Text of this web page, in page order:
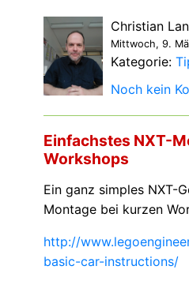
Christian
Mittwoch, 9.
Kategorie:
Noch kein
Einfachstes NXT-
Workshops
Ein ganz simples NXT-
Montage bei kurzen
http://
basic-car-instructions/